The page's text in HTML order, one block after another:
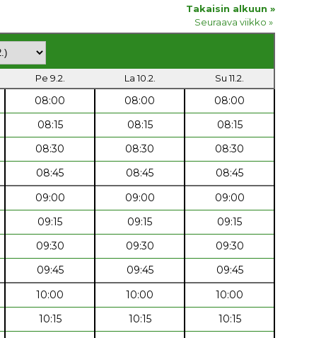
Takaisin alkuun »
Seuraava viikko »
Pe 9.2. La 10.2. Su 11.2.
08:00 08:00
08:00
08:15 08:15
08:15
08:30 08:30
08:30
08:45 08:45
08:45
09:00 09:00
09:00
09:15 09:15
09:15
09:30 09:30
09:30
09:45 09:45
09:45
10:00 10:00
10:00
10:15 10:15
10:15